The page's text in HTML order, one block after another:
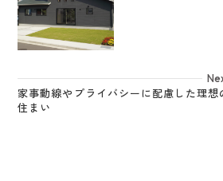
家事動線やプライバシーに配慮した理想
住まい